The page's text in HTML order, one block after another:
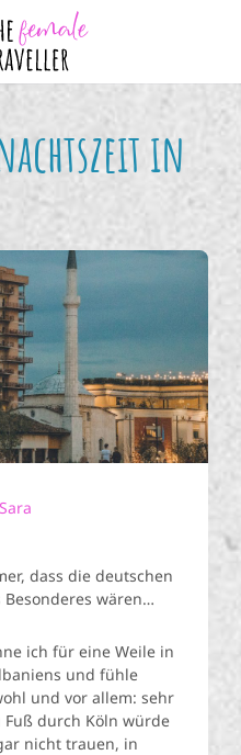
in
Sara
dass die deutschen
wären…
ich für eine Weile in
und fühle
und vor allem: sehr
durch Köln würde
nicht trauen, in